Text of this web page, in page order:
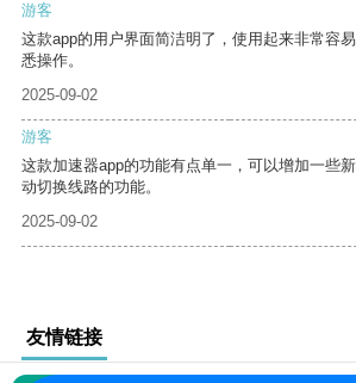
游客
这款app的用户界面简洁明了，使用起来非常容
悉操作。
2025-09-02
游客
这款加速器app的功能有点单一，可以增加一些
动切换线路的功能。
2025-09-02
友情链接